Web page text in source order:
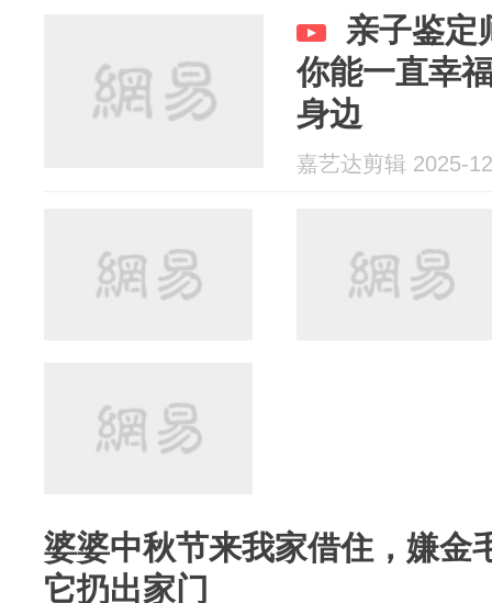
亲子鉴定
你能一直幸
身边
嘉艺达剪辑 2025-
婆婆中秋节来我家借住，嫌金
它扔出家门